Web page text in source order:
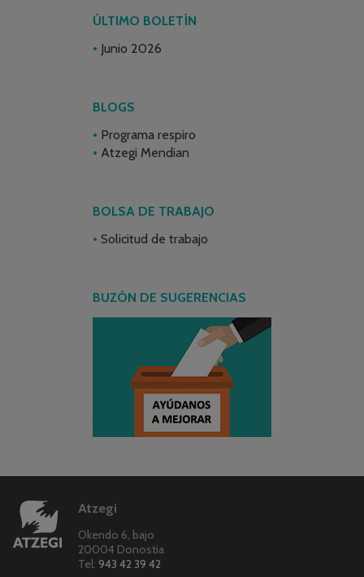
ÚLTIMO BOLETÍN
Junio 2026
BLOGS
Programa respiro
Atzegi Mendian
BOLSA DE TRABAJO
Solicitud de trabajo
BUZÓN DE SUGERENCIAS
Atzegi
Okendo 6, bajo
20004 Donostia
Tel: 943 42 39 42